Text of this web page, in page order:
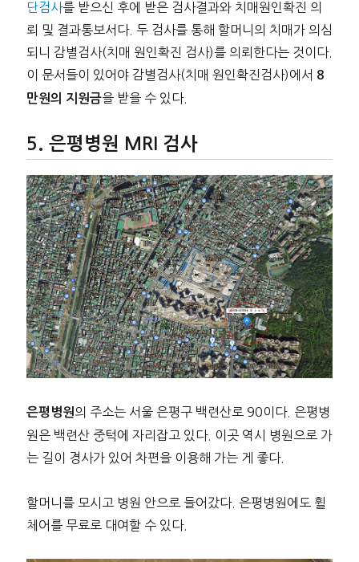
단검사를 받으신 후에 받은 검사결과와 치매원인확진 의
뢰 및 결과통보서다. 두 검사를 통해 할머니의 치매가 의심
되니 감별검사(치매 원인확진 검사)를 의뢰한다는 것이다.
이 문서들이 있어야 감별검사(치매 원인확진검사)에서 8
만원의 지원금을 받을 수 있다.
은평병원 MRI 검사
은평병원 의 주소는 서울 은평구 백련산로 90이다. 은평병
원은 백련산 중턱에 자리잡고 있다. 이곳 역시 병원으로 가
는 길이 경사가 있어 차편을 이용해 가는 게 좋다.
할머니를 모시고 병원 안으로 들어갔다. 은평병원에도 휠
체어를 무료로 대여할 수 있다.